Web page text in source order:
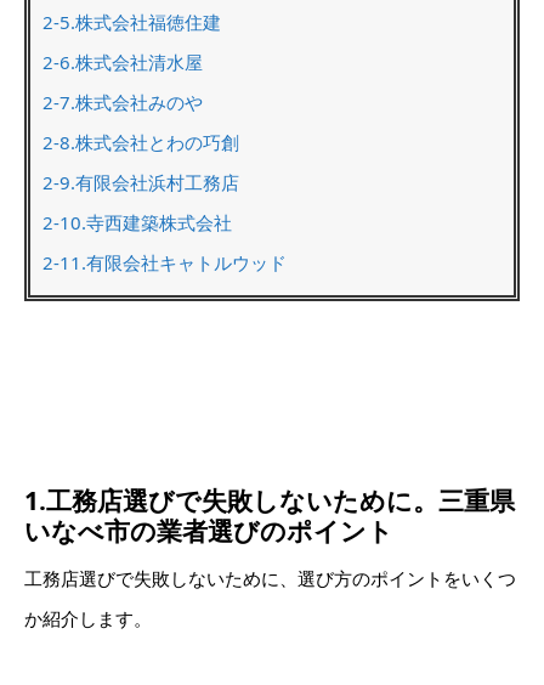
2-5.株式会社福徳住建
2-6.株式会社清水屋
2-7.株式会社みのや
2-8.株式会社とわの巧創
2-9.有限会社浜村工務店
2-10.寺西建築株式会社
2-11.有限会社キャトルウッド
1.工務店選びで失敗しないために。三重県
いなべ市の業者選びのポイント
工務店選びで失敗しないために、選び方のポイントをいくつ
か紹介します。